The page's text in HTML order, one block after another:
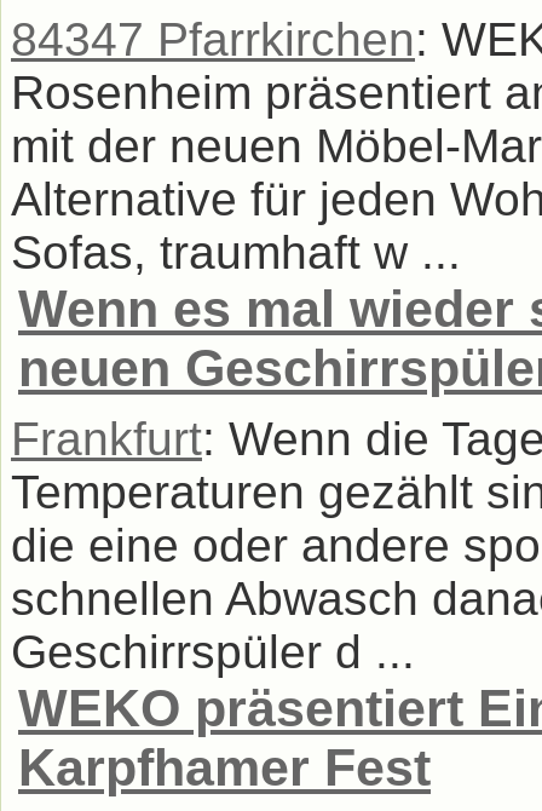
84347 Pfarrkirchen:
Rosenheim präsentiert
mit der neuen Möbel-
Alternative für jeden
Sofas, traumhaft w ...
Wenn es mal
neuen
Frankfurt: Wenn die
Temperaturen gezählt
die eine oder andere
schnellen Abwasch
Geschirrspüler d ...
WEKO präsentiert
Karpfhamer Fest